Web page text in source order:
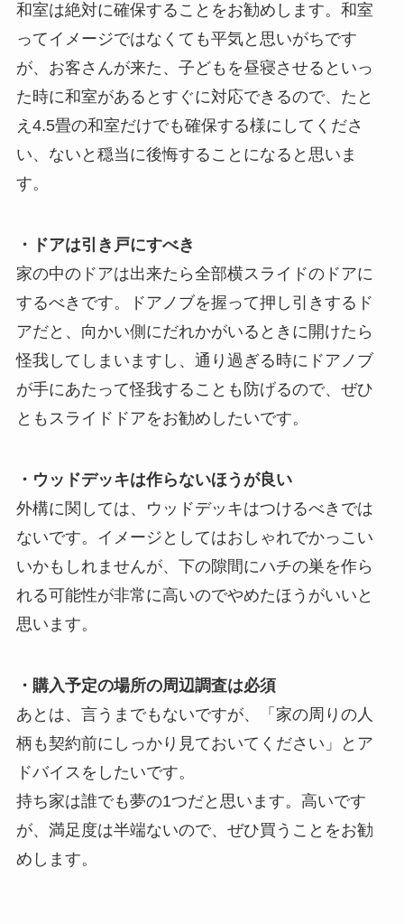
和室は絶対に確保することをお勧めします。和室
ってイメージではなくても平気と思いがちです
が、お客さんが来た、子どもを昼寝させるといっ
た時に和室があるとすぐに対応できるので、たと
え4.5畳の和室だけでも確保する様にしてくださ
い、ないと穏当に後悔することになると思いま
す。
・ドアは引き戸にすべき
家の中のドアは出来たら全部横スライドのドアに
するべきです。ドアノブを握って押し引きするド
アだと、向かい側にだれかがいるときに開けたら
怪我してしまいますし、通り過ぎる時にドアノブ
が手にあたって怪我することも防げるので、ぜひ
ともスライドドアをお勧めしたいです。
・ウッドデッキは作らないほうが良い
外構に関しては、ウッドデッキはつけるべきでは
ないです。イメージとしてはおしゃれでかっこい
いかもしれませんが、下の隙間にハチの巣を作ら
れる可能性が非常に高いのでやめたほうがいいと
思います。
・購入予定の場所の周辺調査は必須
あとは、言うまでもないですが、「家の周りの人
柄も契約前にしっかり見ておいてください」とア
ドバイスをしたいです。
持ち家は誰でも夢の1つだと思います。高いです
が、満足度は半端ないので、ぜひ買うことをお勧
めします。